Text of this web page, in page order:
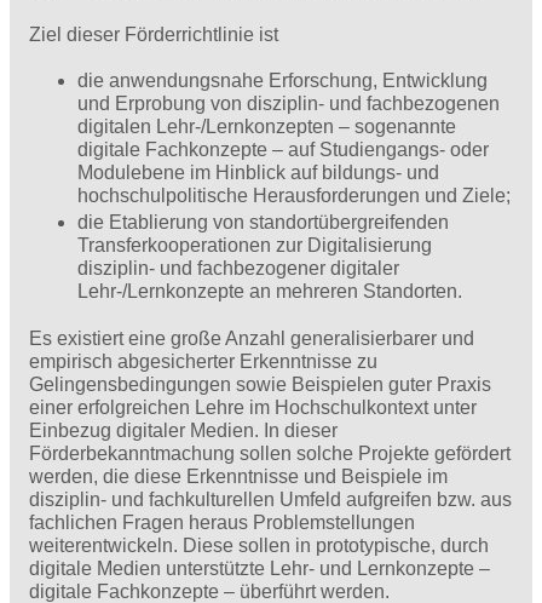
Ziel dieser Förderrichtlinie ist
die anwendungsnahe Erforschung, Entwicklung
und Erprobung von disziplin- und fachbezogenen
digitalen Lehr-/Lernkonzepten – sogenannte
digitale Fachkonzepte – auf Studiengangs- oder
Modulebene im Hinblick auf bildungs- und
hochschulpolitische Herausforderungen und Ziele;
die Etablierung von standortübergreifenden
Transferkooperationen zur Digitalisierung
disziplin- und fachbezogener digitaler
Lehr-/Lernkonzepte an mehreren Standorten.
Es existiert eine große Anzahl generalisierbarer und
empirisch abgesicherter Erkenntnisse zu
Gelingensbedingungen sowie Beispielen guter Praxis
einer erfolgreichen Lehre im Hochschulkontext unter
Einbezug digitaler Medien. In dieser
Förderbekanntmachung sollen solche Projekte gefördert
werden, die diese Erkenntnisse und Beispiele im
disziplin- und fachkulturellen Umfeld aufgreifen bzw. aus
fachlichen Fragen heraus Problemstellungen
weiterentwickeln. Diese sollen in prototypische, durch
digitale Medien unterstützte Lehr- und Lernkonzepte –
digitale Fachkonzepte – überführt werden.